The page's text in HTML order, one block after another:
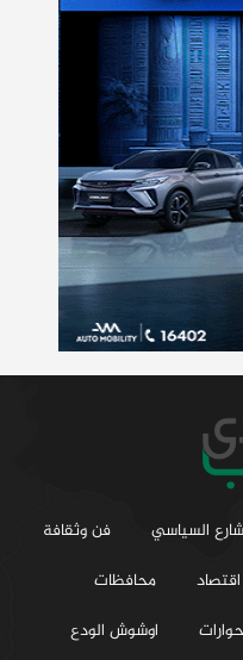
السياسي
فن وثقافة
اقتصاد
محافظات
حوارات
اوشوش الودع